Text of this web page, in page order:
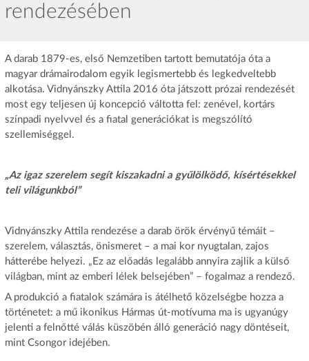
rendezésében
A darab 1879-es, első Nemzetiben tartott bemutatója óta a
magyar drámairodalom egyik legismertebb és legkedveltebb
alkotása. Vidnyánszky Attila 2016 óta játszott prózai rendezését
most egy teljesen új koncepció váltotta fel: zenével, kortárs
színpadi nyelvvel és a fiatal generációkat is megszólító
szellemiséggel.
„Az igaz szerelem segít kiszakadni a gyűlölködő, kísértésekkel
teli világunkból”
Vidnyánszky Attila rendezése a darab örök érvényű témáit –
szerelem, választás, önismeret – a mai kor nyugtalan, zajos
hátterébe helyezi. „Ez az előadás legalább annyira zajlik a külső
világban, mint az emberi lélek belsejében” – fogalmaz a rendező.
A produkció a fiatalok számára is átélhető közelségbe hozza a
történetet: a mű ikonikus Hármas út-motívuma ma is ugyanúgy
jelenti a felnőtté válás küszöbén álló generáció nagy döntéseit,
mint Csongor idejében.